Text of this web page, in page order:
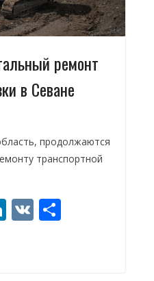
ремонт
в Севане
продолжаются
транспортной
Li V